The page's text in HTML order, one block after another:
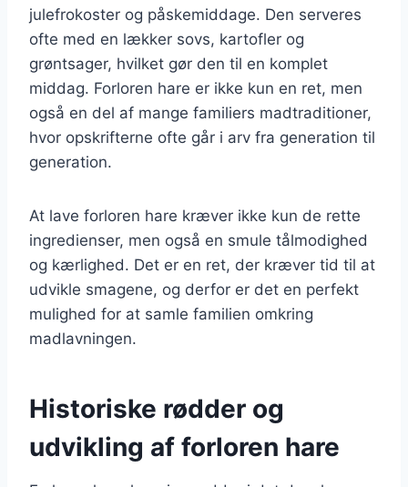
julefrokoster og påskemiddage. Den serveres
ofte med en lækker sovs, kartofler og
grøntsager, hvilket gør den til en komplet
middag. Forloren hare er ikke kun en ret, men
også en del af mange familiers madtraditioner,
hvor opskrifterne ofte går i arv fra generation til
generation.
At lave forloren hare kræver ikke kun de rette
ingredienser, men også en smule tålmodighed
og kærlighed. Det er en ret, der kræver tid til at
udvikle smagene, og derfor er det en perfekt
mulighed for at samle familien omkring
madlavningen.
Historiske rødder og
udvikling af forloren hare